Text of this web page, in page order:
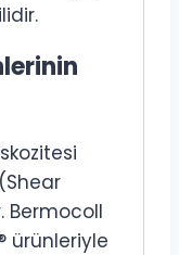
Bermocoll
ürünleriyle